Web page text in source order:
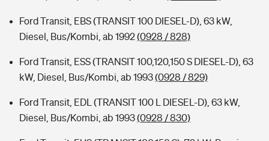
Ford Transit, EBS (TRANSIT 100 DIESEL-D), 63 kW,
Diesel, Bus/Kombi, ab 1992(0928 / 828)
Ford Transit, ESS (TRANSIT 100,120,150 S DIESEL-D), 63
kW, Diesel, Bus/Kombi, ab 1993(0928 / 829)
Ford Transit, EDL (TRANSIT 100 L DIESEL-D), 63 kW,
Diesel, Bus/Kombi, ab 1993(0928 / 830)